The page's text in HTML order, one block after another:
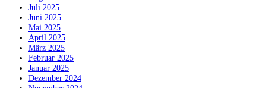
Juli 2025
Juni 2025
Mai 2025
April 2025
März 2025
Februar 2025
Januar 2025
Dezember 2024